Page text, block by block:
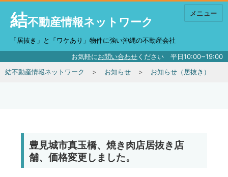
結不動産情報ネットワーク
「居抜き」と「ワケあり」物件に強い沖縄の不動産会社
お気軽にお問い合わせください 平日10:00~19:00
メニュー
結不動産情報ネットワーク お知らせ お知らせ（居抜き）
豊見城市真玉橋、焼き肉店居抜き店
舗、価格変更しました。